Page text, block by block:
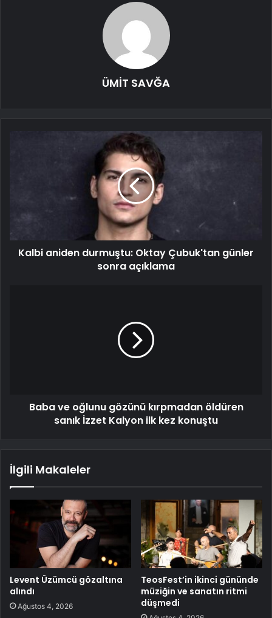
ÜMİT SAVĞA
Kalbi aniden durmuştu: Oktay Çubuk'tan günler
sonra açıklama
Baba ve oğlunu gözünü kırpmadan öldüren
sanık İzzet Kalyon ilk kez konuştu
İlgili Makaleler
Levent Üzümcü gözaltına
alındı
Ağustos 4, 2026
TeosFest’in ikinci gününde
müziğin ve sanatın ritmi
düşmedi